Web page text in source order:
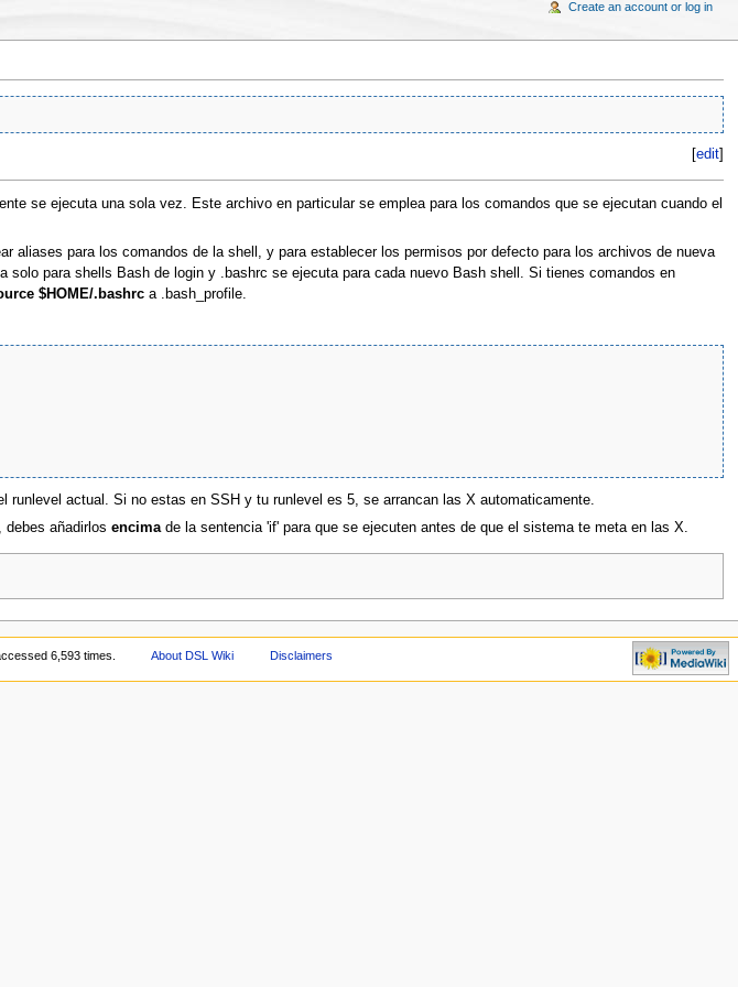
[edit
se ejecuta una sola vez. Este archivo en particular se emplea para los comandos que se ejecutan cuando el
aliases para los comandos de la shell, y para establecer los permisos por defecto para los archivos de nueva
solo para shells Bash de login y .bashrc se ejecuta para cada nuevo Bash shell. Si tienes comandos en
$HOME/.bashrca .bash_profile.
actual. Si no estas en SSH y tu runlevel es 5, se arrancan las X automaticamente.
añadirlos encimade la sentencia 'if' para que se ejecuten antes de que el sistema te meta en las X.
Create an account or log in
6,593 times. About DSL Wiki Disclaimers